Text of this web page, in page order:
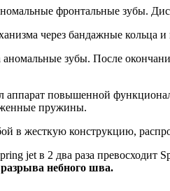
фронтальные зубы.
через бандажные кольца и
зубы. После
аппарат повышенной
пружины.
в жесткую конструкцию,
jet в 2 два раза превосходит
разрыва небного шва.